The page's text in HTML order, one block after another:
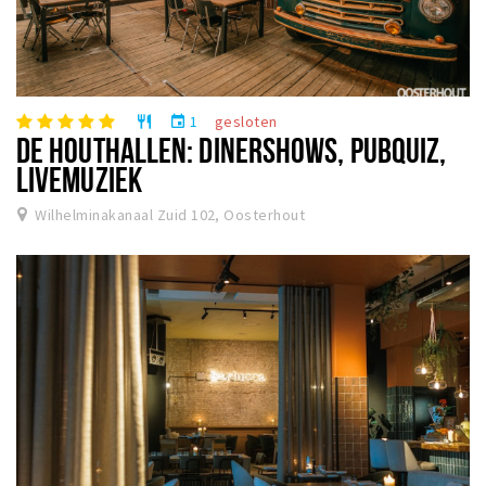
restaurant event 1 gesloten
DE HOUTHALLEN: DINERSHOWS, PUBQUIZ,
LIVEMUZIEK
Wilhelminakanaal Zuid 102, Oosterhout